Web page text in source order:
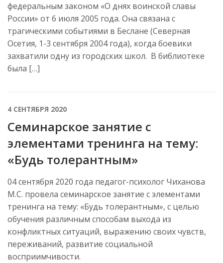
федеральным законом «О днях воинской славы
России» от 6 июля 2005 года. Она связана с
трагическими событиями в Беслане (Северная
Осетия, 1-3 сентября 2004 года), когда боевики
захватили одну из городских школ. В библиотеке
была […]
4 СЕНТЯБРЯ 2020
Семинарское занятие с
элементами тренинга на тему:
«Будь толерантным»
04 сентября 2020 года педагог-психолог Чиханова
М.С. провела семинарское занятие с элементами
тренинга на тему: «Будь толерантным», с целью
обучения различным способам выхода из
конфликтных ситуаций, выражению своих чувств,
переживаний, развитие социальной
восприимчивости.